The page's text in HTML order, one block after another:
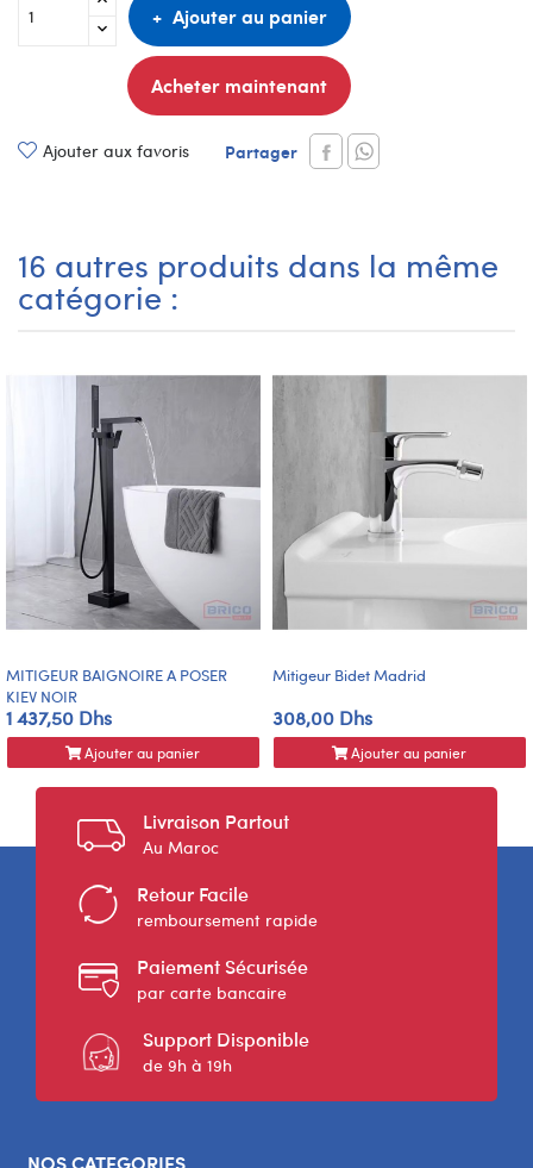
Ajouter au panier
Acheter maintenant
Ajouter aux favoris Partager
16 autres produits dans la même
catégorie :
MITIGEUR BAIGNOIRE A POSER
KIEV NOIR
1 437,50 Dhs
Ajouter au panier
Mitigeur Bidet Madrid
308,00 Dhs
Ajouter au panier
Livraison Partout
Au Maroc
Retour Facile
remboursement rapide
Paiement Sécurisée
par carte bancaire
Support Disponible
de 9h à 19h